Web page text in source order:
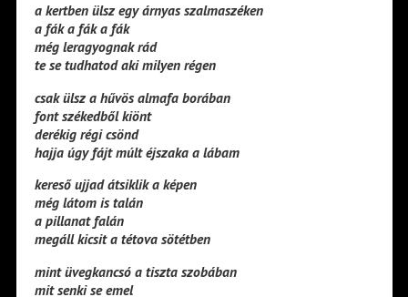
a kertben ülsz egy árnyas szalmaszéken
a fák a fák a fák
még leragyognak rád
te se tudhatod aki milyen régen
csak ülsz a hűvös almafa borában
font székedből kiönt
derékig régi csönd
hajja úgy fájt múlt éjszaka a lábam
kereső ujjad átsiklik a képen
még látom is talán
a pillanat falán
megáll kicsit a tétova sötétben
mint üvegkancsó a tiszta szobában
mit senki se emel